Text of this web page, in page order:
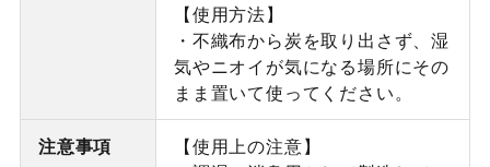
【使用方法】
・不織布から炭を取り出さず、湿
気やニオイが気になる場所にその
まま置いて使ってください。
注意事項
【使用上の注意】